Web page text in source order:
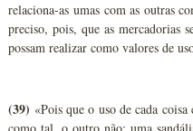
relaciona-as umas com as outras
preciso, pois, que as mercadorias
possam realizar como valores de
(39) «Pois que o uso de cada